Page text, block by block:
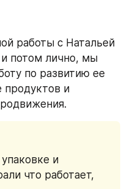
работы с Натальей
потом лично, мы
по развитию ее
продуктов и
и
что работает,